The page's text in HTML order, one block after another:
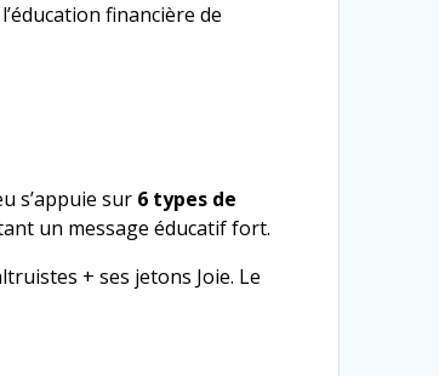
financière de
s’appuie sur 6 types de
un message éducatif fort.
+ ses jetons Joie. Le